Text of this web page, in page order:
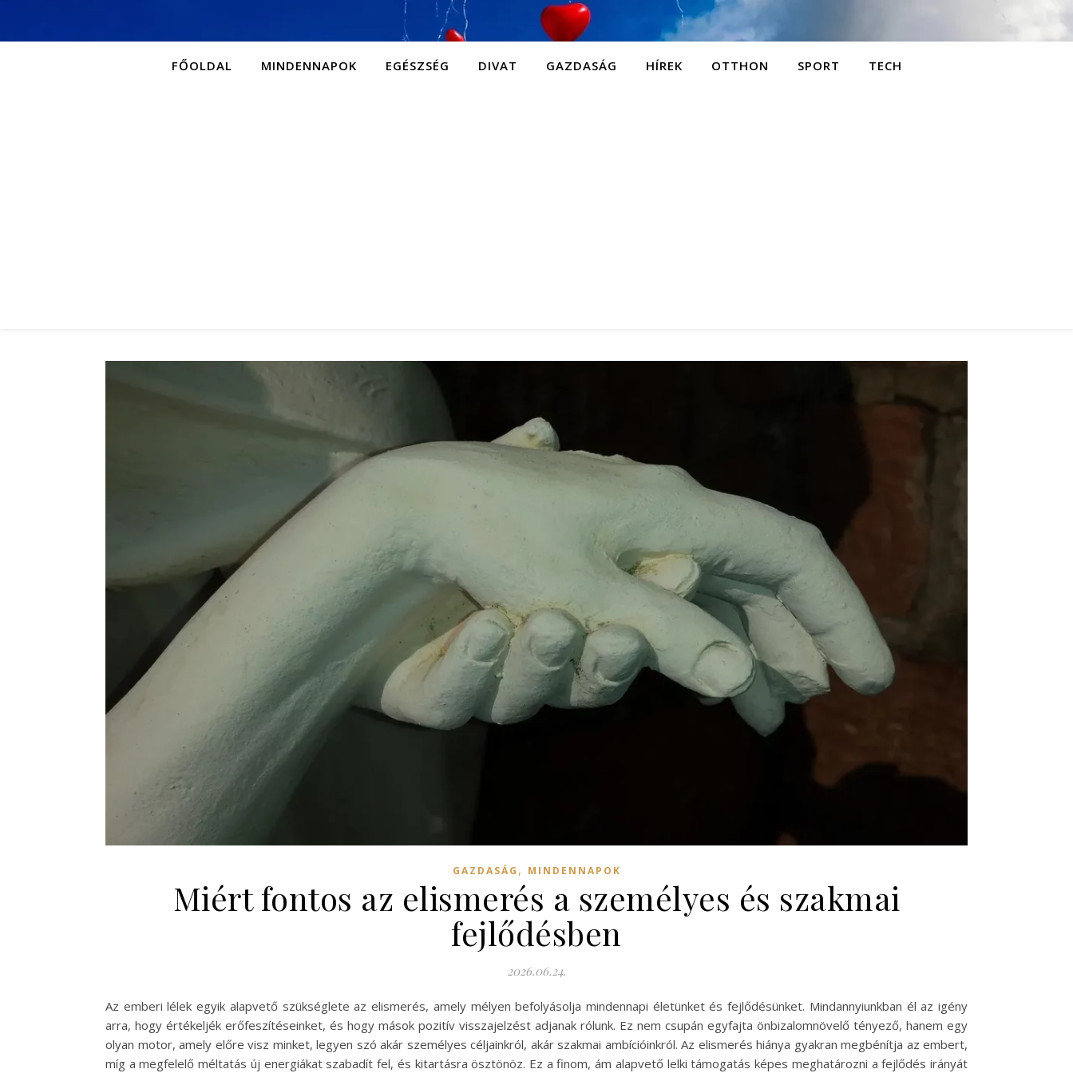
FŐOLDAL MINDENNAPOK EGÉSZSÉG DIVAT GAZDASÁG HÍREK OTTHON SPORT TECH
GAZDASÁG , MINDENNAPOK
Miért fontos az elismerés a személyes és szakmai
fejlődésben
2026.06.24.
Az emberi lélek egyik alapvető szükséglete az elismerés, amely mélyen befolyásolja mindennapi életünket és fejlődésünket. Mindannyiunkban él az igény
arra, hogy értékeljék erőfeszítéseinket, és hogy mások pozitív visszajelzést adjanak rólunk. Ez nem csupán egyfajta önbizalomnövelő tényező, hanem egy
olyan motor, amely előre visz minket, legyen szó akár személyes céljainkról, akár szakmai ambícióinkról. Az elismerés hiánya gyakran megbénítja az embert,
míg a megfelelő méltatás új energiákat szabadít fel, és kitartásra ösztönöz. Ez a finom, ám alapvető lelki támogatás képes meghatározni a fejlődés irányát